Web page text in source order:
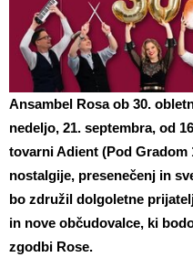
Ansambel Rosa ob 30.
nedeljo, 21. septembra, od
tovarni Adient (Pod
nostalgije, presenečenj in
bo združil dolgoletne
in nove občudovalce, ki
zgodbi Rose.